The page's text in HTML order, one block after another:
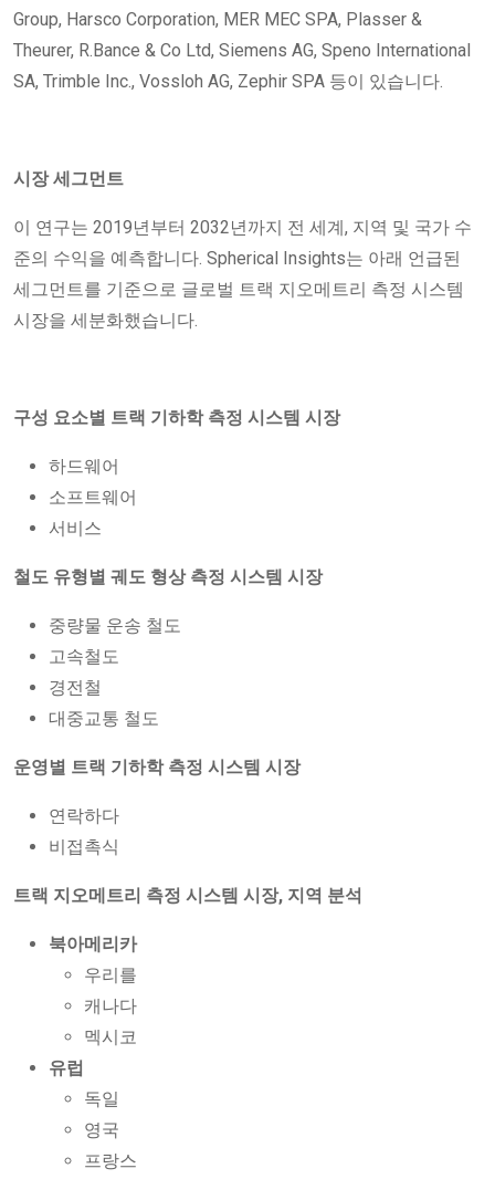
Group, Harsco Corporation, MER MEC SPA, Plasser &
Theurer, R.Bance & Co Ltd, Siemens AG, Speno International
SA, Trimble Inc., Vossloh AG, Zephir SPA 등이 있습니다.
시장 세그먼트
이 연구는 2019년부터 2032년까지 전 세계, 지역 및 국가 수
준의 수익을 예측합니다. Spherical Insights는 아래 언급된
세그먼트를 기준으로 글로벌 트랙 지오메트리 측정 시스템
시장을 세분화했습니다.
구성 요소별 트랙 기하학 측정 시스템 시장
하드웨어
소프트웨어
서비스
철도 유형별 궤도 형상 측정 시스템 시장
중량물 운송 철도
고속철도
경전철
대중교통 철도
운영별 트랙 기하학 측정 시스템 시장
연락하다
비접촉식
트랙 지오메트리 측정 시스템 시장, 지역 분석
북아메리카
우리를
캐나다
멕시코
유럽
독일
영국
프랑스